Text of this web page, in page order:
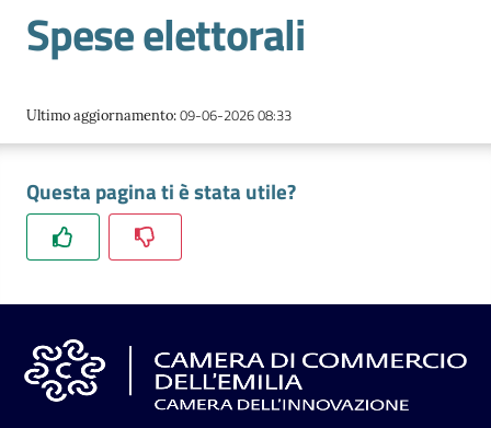
Gestire
l'impresa
e
territorio
Tutelare
l'Impresa
Spese elettorali
Ultimo aggiornamento:09-06-2026 08:33
Questa pagina ti è stata utile?